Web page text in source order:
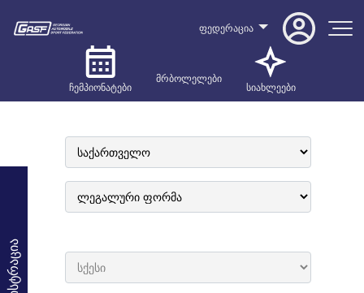
ფედერაცია
ჩემპიონატები
მრბოლელები
სიახლეები